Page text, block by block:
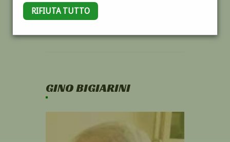
RIFIUTA TUTTO
GINO BIGIARINI